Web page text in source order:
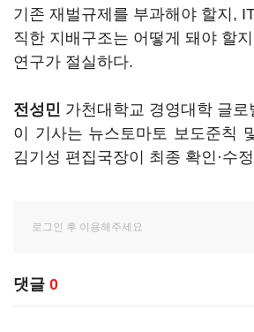
기존 재벌규제를 부과해야 할지,
직한 지배구조는 어떻게 돼야 할
연구가 절실하다.
전성민 가천대학교 경영대학 글
이 기사는 뉴스토마토 보도준칙
김기성 편집국장이 최종 확인·수
댓글 0